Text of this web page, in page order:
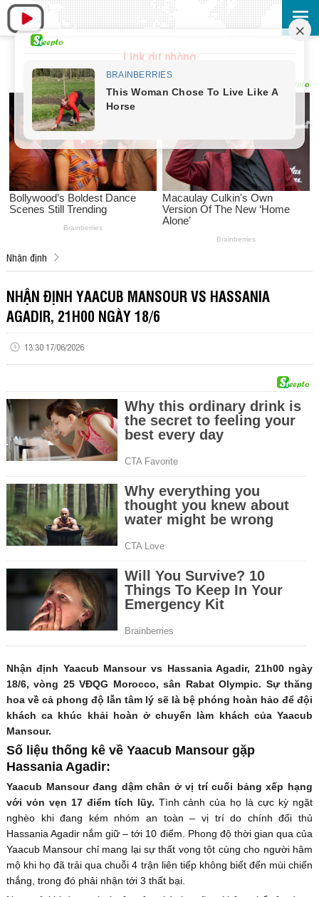
Link dự phòng
Nhận định
NHẬN ĐỊNH YAACUB MANSOUR VS HASSANIA
AGADIR, 21H00 NGÀY 18/6
13:30 17/06/2026
Nhận định Yaacub Mansour vs Hassania Agadir, 21h00 ngày
18/6, vòng 25 VĐQG Morocco, sân Rabat Olympic. Sự thăng
hoa về cả phong độ lẫn tâm lý sẽ là bệ phóng hoàn hảo để đội
khách ca khúc khải hoàn ở chuyến làm khách của Yaacub
Mansour.
Số liệu thống kê về Yaacub Mansour gặp
Hassania Agadir:
Yaacub Mansour đang dậm chân ở vị trí cuối bảng xếp hạng
với vỏn vẹn 17 điểm tích lũy. Tình cảnh của họ là cực kỳ ngặt
nghèo khi đang kém nhóm an toàn – vị trí do chính đối thủ
Hassania Agadir nắm giữ – tới 10 điểm. Phong độ thời gian qua của
Yaacub Mansour chỉ mang lại sự thất vọng tột cùng cho người hâm
mộ khi họ đã trải qua chuỗi 4 trận liên tiếp không biết đến mùi chiến
thắng, trong đó phải nhận tới 3 thất bại.